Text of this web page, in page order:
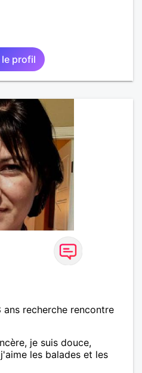
le profil
recherche rencontre
je suis douce,
les balades et les